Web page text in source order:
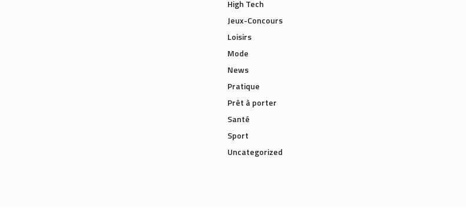
High Tech
Jeux-Concours
Loisirs
Mode
News
Pratique
Prêt à porter
Santé
Sport
Uncategorized